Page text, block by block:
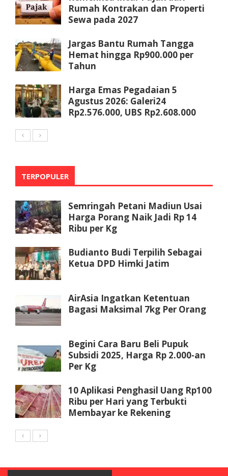
Rumah Kontrakan dan Properti
Sewa pada 2027
Jargas Bantu Rumah Tangga
Hemat hingga Rp900.000 per
Tahun
Harga Emas Pegadaian 5
Agustus 2026: Galeri24
Rp2.576.000, UBS Rp2.608.000
TERPOPULER
Semringah Petani Madiun Usai
Harga Porang Naik Jadi Rp 14
Ribu per Kg
Budianto Budi Terpilih Sebagai
Ketua DPD Himki Jatim
AirAsia Ingatkan Ketentuan
Bagasi Maksimal 7kg Per Orang
Begini Cara Baru Beli Pupuk
Subsidi 2025, Harga Rp 2.000-an
Per Kg
10 Aplikasi Penghasil Uang Rp100
Ribu per Hari yang Terbukti
Membayar ke Rekening